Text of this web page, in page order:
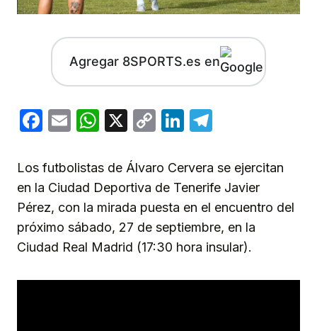
Agregar 8SPORTS.es en
Facebook
EmailWhatsApp
X
CopyLinkedIn
Los futbolistas de Álvaro Cervera se ejercitan
en la Ciudad Deportiva de Tenerife Javier
Pérez, con la mirada puesta en el encuentro del
próximo sábado, 27 de septiembre, en la
Ciudad Real Madrid (17:30 hora insular).